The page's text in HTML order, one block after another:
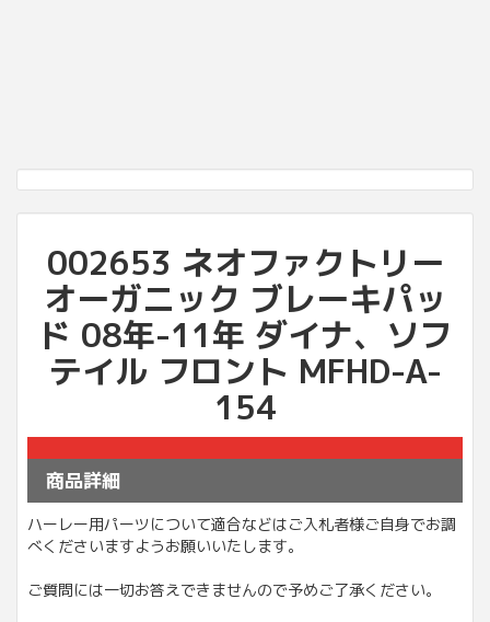
002653 ネオファクトリー
オーガニック ブレーキパッ
ド 08年-11年 ダイナ、ソフ
テイル フロント MFHD-A-
154
商品詳細
ハーレー用パーツについて適合などはご入札者様ご自身でお調
べくださいますようお願いいたします。
ご質問には一切お答えできませんので予めご了承ください。